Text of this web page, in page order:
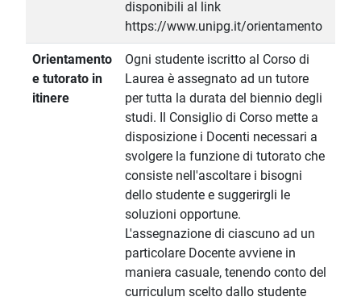
disponibili al link
https://www.unipg.it/orientamento
Orientamento
e tutorato in
itinere
Ogni studente iscritto al Corso di
Laurea è assegnato ad un tutore
per tutta la durata del biennio degli
studi. Il Consiglio di Corso mette a
disposizione i Docenti necessari a
svolgere la funzione di tutorato che
consiste nell'ascoltare i bisogni
dello studente e suggerirgli le
soluzioni opportune.
L'assegnazione di ciascuno ad un
particolare Docente avviene in
maniera casuale, tenendo conto del
curriculum scelto dallo studente